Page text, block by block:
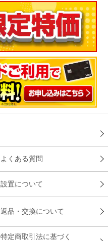
よくある質問
設置について
返品・交換について
特定商取引法に基づく